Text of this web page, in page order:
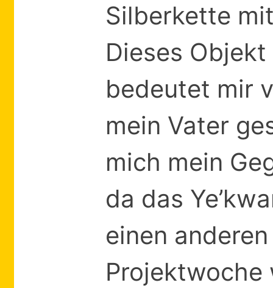
Silberkette
Dieses
bedeutet mir
mein Vater
mich mein
da das
einen
Projektwoche